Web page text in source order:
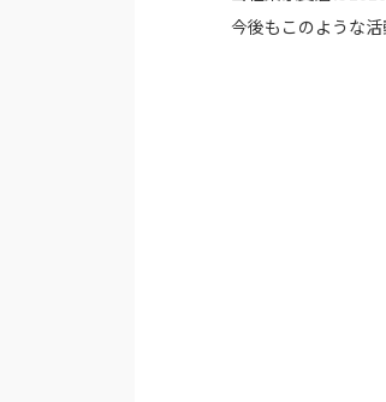
今後もこのような活